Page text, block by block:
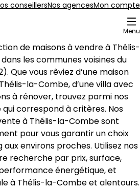
conseillersNos agencesMon compte
Menu
la-Combe (42220)
Bourg-Argental
de maisons à vendre à Thélis-
les communes voisines du
). Que vous rêviez d’une maison
Thélis-la-Combe, d’une villa avec
à rénover, trouvez parmi nos
correspond à critères. Nos
à Thélis-la-Combe sont
pour vous garantir un choix
environs proches. Utilisez nos
recherche par prix, surface,
énergétique, et
à Thélis-la-Combe et alentours.